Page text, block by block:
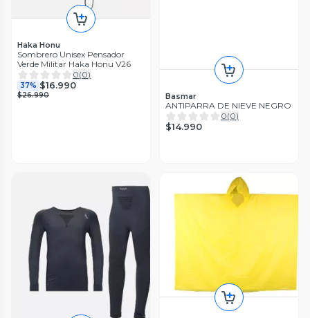
Haka Honu
Sombrero Unisex Pensador
Verde Militar Haka Honu V26
0(0)
37% $16.990
$26.990 Basmar
ANTIPARRA DE NIEVE NEGRO
0(0)
$14.990